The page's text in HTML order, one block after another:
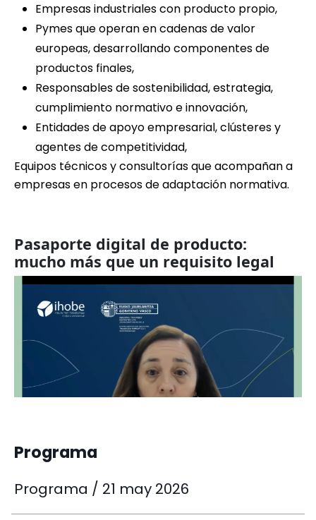
Empresas industriales con producto propio,
Pymes que operan en cadenas de valor
europeas, desarrollando componentes de
productos finales,
Responsables de sostenibilidad, estrategia,
cumplimiento normativo e innovación,
Entidades de apoyo empresarial, clústeres y
agentes de competitividad,
Equipos técnicos y consultorías que acompañan a
empresas en procesos de adaptación normativa.
Programa
Programa / 21 may 2026